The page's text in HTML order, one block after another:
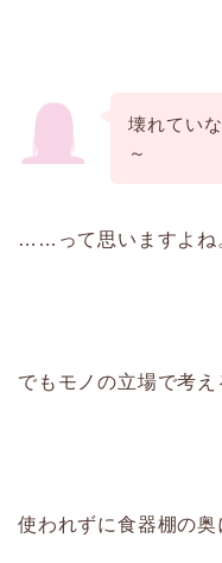
壊れてい
～
……って思いますよね
でもモノの立場で考え
使われずに食器棚の奥